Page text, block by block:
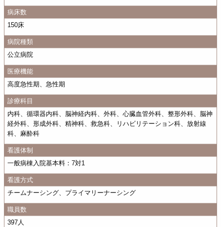
病床数
150床
病院種類
公立病院
医療機能
高度急性期、急性期
診療科目
内科、循環器内科、脳神経内科、外科、心臓血管外科、整形外科、脳神
経外科、形成外科、精神科、救急科、リハビリテーション科、放射線
科、麻酔科
看護体制
一般病棟入院基本料：7対1
看護方式
チームナーシング、プライマリーナーシング
職員数
397人